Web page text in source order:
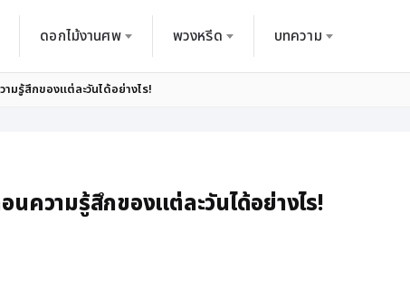
ดอกไม้งานศพ พวงหรีด บทความ
มรู้สึกของแต่ละวันได้อย่างไร!
ความรู้สึกของแต่ละวันได้อย่างไร!